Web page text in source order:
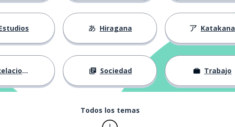
Hiragana Katakana
Sociedad Trabajo
Todos los temas